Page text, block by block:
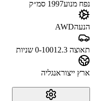
נפח מנוע1997 סמ״ק
הנעהAWD
תאוצה 0-100 12.3 שניות
ארץ ייצוראנגליה